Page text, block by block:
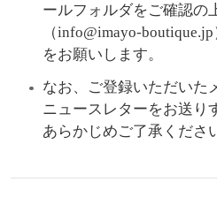
ールフォルダをご確認の
（info@imayo-
をお願いします。
なお、ご登録いただいた
ニュースレターをお送り
あらかじめご了承くださ